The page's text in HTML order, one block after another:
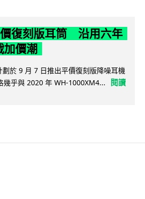
復刻版耳筒 沿用六年
加價潮
於 9 月 7 日推出平價復刻版降噪耳機
幾乎與 2020 年 WH-1000XM4...
閱讀